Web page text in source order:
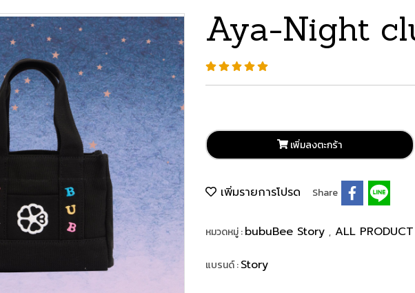
Aya-Night
เพิ่มลงตะกร้า
เพิ่มรายการโปรด Share
หมวดหมู่ :bubuBee Story , ALL PRODUCT
แบรนด์ :Story